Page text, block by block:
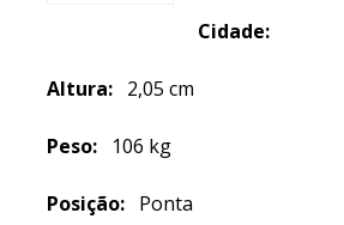
Cidade:
Altura: 2,05 cm
Peso: 106 kg
Posição: Ponta